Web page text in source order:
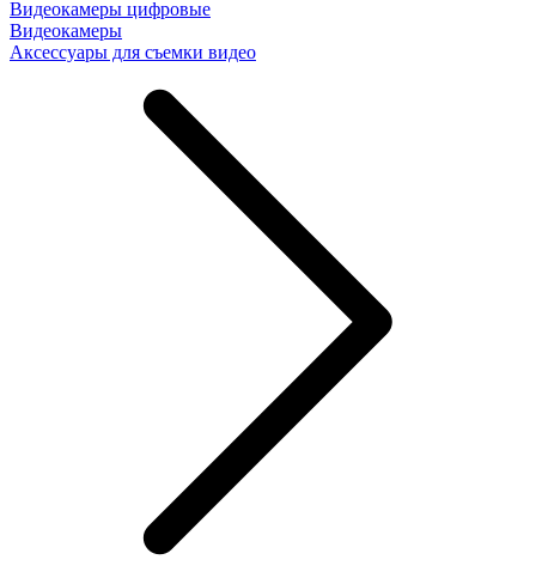
Видеокамеры цифровые
Видеокамеры
Аксессуары для съемки видео